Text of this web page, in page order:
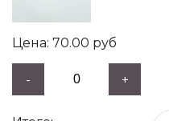
70.00 руб
- +